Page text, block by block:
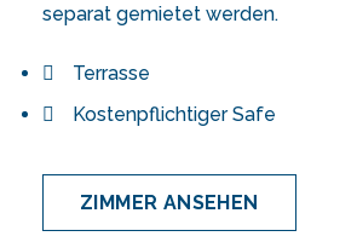
separat gemietet werden.
Terrasse
Kostenpflichtiger Safe
ZIMMER ANSEHEN